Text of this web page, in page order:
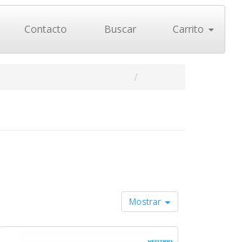
Contacto Buscar Carrito
Mostrar